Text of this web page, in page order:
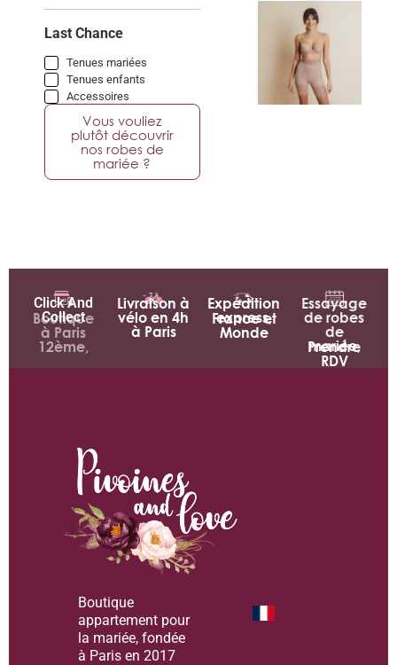
Last Chance
Tenues mariées
Tenues enfants
Accessoires
Vous vouliez
plutôt découvrir
nos robes de
mariée ?
Click And
Collect
Boutique
à Paris
12ème,
Livraison à
vélo en 4h
à Paris
Expédition
express,
France et
Monde
Essayage
de robes
de
mariée,
Prendre
RDV
Boutique
appartement pour
la mariée, fondée
à Paris en 2017